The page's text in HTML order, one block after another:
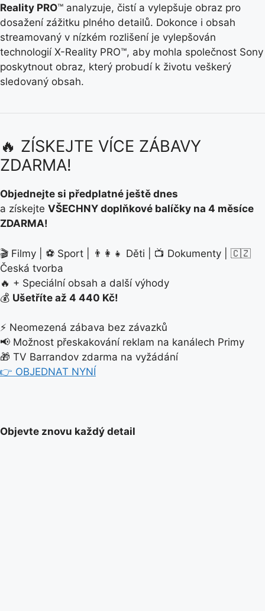
Reality PRO™ analyzuje, čistí a vylepšuje obraz pro
dosažení zážitku plného detailů. Dokonce i obsah
streamovaný v nízkém rozlišení je vylepšován
technologií X-Reality PRO™, aby mohla společnost Sony
poskytnout obraz, který probudí k životu veškerý
sledovaný obsah.
🔥 ZÍSKEJTE VÍCE ZÁBAVY
ZDARMA!
Objednejte si předplatné ještě dnes
a získejte VŠECHNY doplňkové balíčky na 4 měsíce
ZDARMA!
🎬 Filmy | ⚽ Sport | 👨‍👩‍👧 Děti | 📺 Dokumenty | 🇨🇿
Česká tvorba
🔥 + Speciální obsah a další výhody
💰 Ušetříte až 4 440 Kč!
⚡ Neomezená zábava bez závazků
📢 Možnost přeskakování reklam na kanálech Primy
🎁 TV Barrandov zdarma na vyžádání
👉 OBJEDNAT NYNÍ
Objevte znovu každý detail